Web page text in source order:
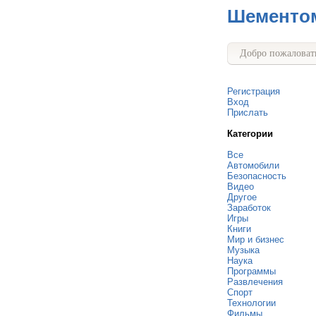
Добро
Регистрация
Вход
Прислать
Категории
Все
Автомобили
Безопасность
Видео
Другое
Заработок
Игры
Книги
Мир и бизнес
Музыка
Наука
Программы
Развлечения
Спорт
Технологии
Фильмы